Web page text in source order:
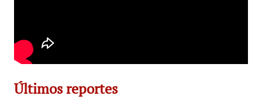
Últimos reportes